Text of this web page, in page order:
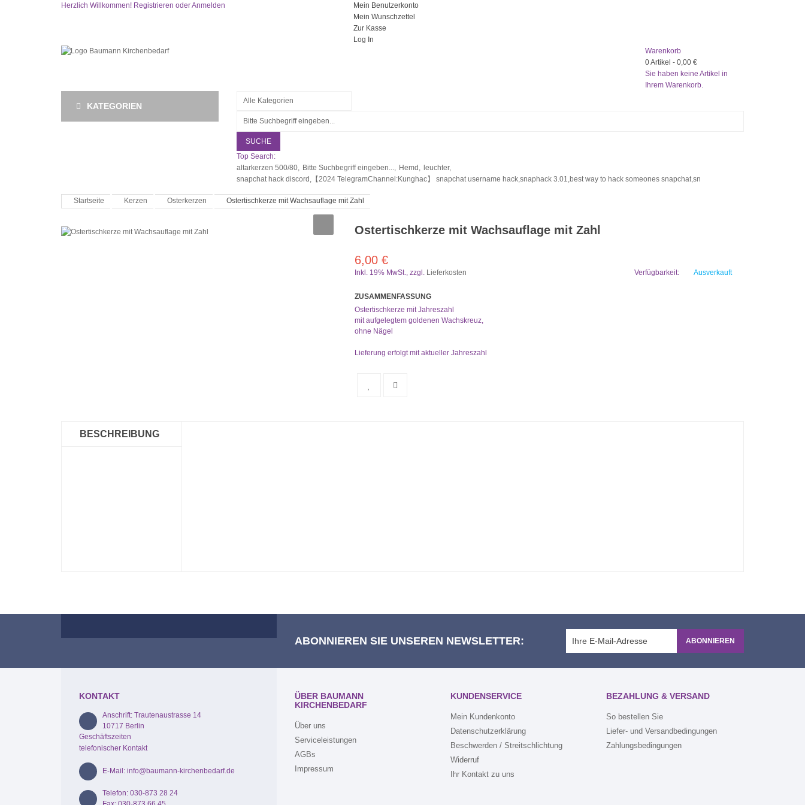
Herzlich Willkommen! Registrieren oderAnmelden
Mein Benutzerkonto
Mein Wunschzettel
Zur Kasse
Log In
Warenkorb
0Artikel - 0,00 €
Sie haben keine Artikel in
Ihrem Warenkorb.
KATEGORIEN
SUCHE
Top Search:
altarkerzen 500/80, Bitte Suchbegriff eingeben..., Hemd,
leuchter,
snapchat hack discord,【2024 TelegramChannel:Kunghac】 snapchat username hack,snaphack 3.01,best way to hack someones snapchat,sn
Startseite Kerzen Osterkerzen Ostertischkerze mit Wachsauflage mit Zahl
Ostertischkerze mit Wachsauflage mit Zahl
6,00 €
Inkl. 19% MwSt., zzgl. Lieferkosten Verfügbarkeit: Ausverkauft
ZUSAMMENFASSUNG
Ostertischkerze mit Jahreszahl
mit aufgelegtem goldenen Wachskreuz,
ohne Nägel
Lieferung erfolgt mit aktueller Jahreszahl
BESCHREIBUNG
ABONNIEREN SIE UNSEREN NEWSLETTER: ABONNIEREN
KONTAKT
Anschrift: Trautenaustrasse 14
10717 Berlin
Geschäftszeiten
telefonischer Kontakt
E-Mail: info@baumann-kirchenbedarf.de
Telefon: 030-873 28 24
ÜBER BAUMANN
KIRCHENBEDARF
Über uns
Serviceleistungen
AGBs
Impressum
KUNDENSERVICE
Mein Kundenkonto
Datenschutzerklärung
Beschwerden / Streitschlichtung
Widerruf
Ihr Kontakt zu uns
BEZAHLUNG & VERSAND
So bestellen Sie
Liefer- und Versandbedingungen
Zahlungsbedingungen